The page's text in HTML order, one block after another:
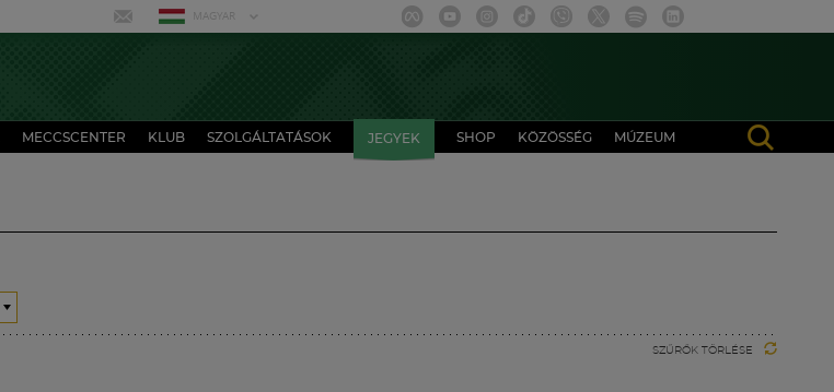
MAGYAR
MECCSCENTER KLUB SZOLGÁLTATÁSOK JEGYEK SHOP KÖZÖSSÉG MÚZEUM
SZŰRŐK TÖRLÉSE